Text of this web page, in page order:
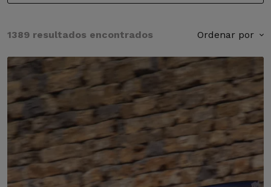
1389 resultados encontrados Ordenar por